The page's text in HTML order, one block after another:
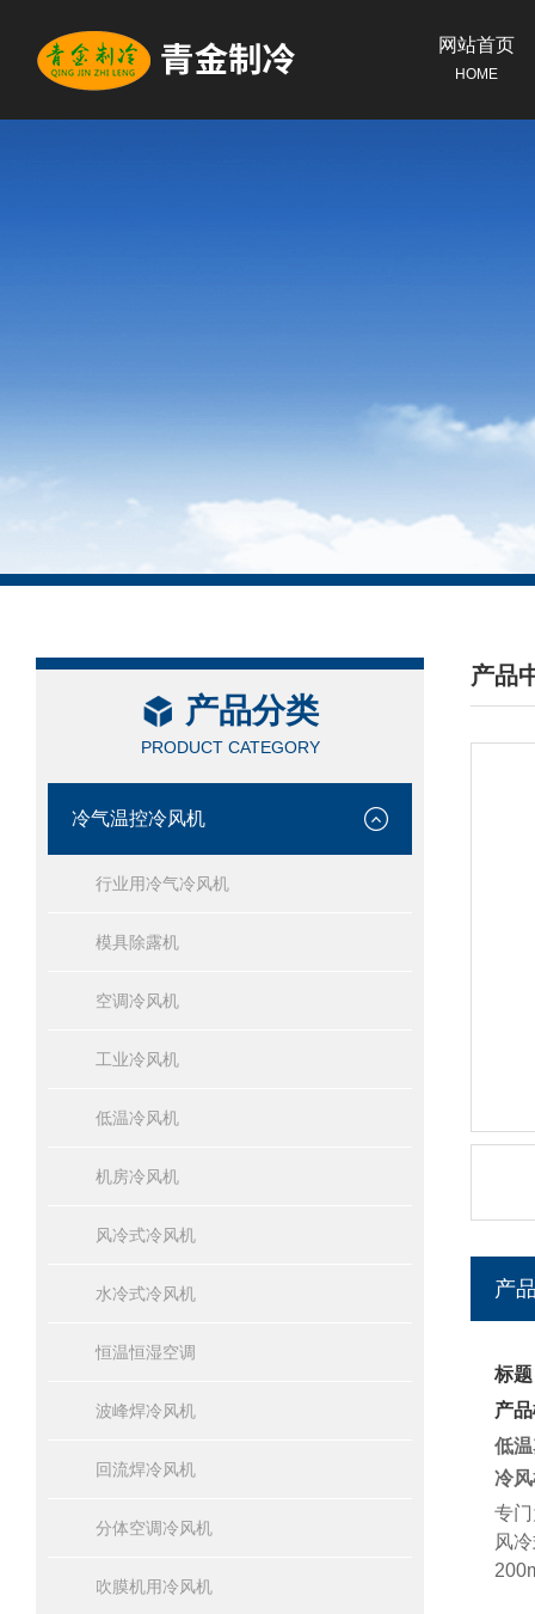
网站首页
HOME
产品分类
PRODUCT CATEGORY
冷气温控冷风机
行业用冷气冷风机
模具除露机
空调冷风机
工业冷风机
低温冷风机
机房冷风机
风冷式冷风机
水冷式冷风机
恒温恒湿空调
波峰焊冷风机
回流焊冷风机
分体空调冷风机
吹膜机用冷风机
产品
/
产
标
产
低
冷
专
风